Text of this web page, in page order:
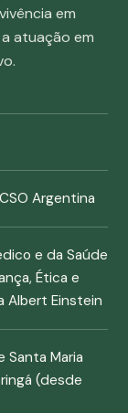
em
atuação em
Argentina
e da Saúde
Ética e
Albert Einstein
Santa Maria
(desde